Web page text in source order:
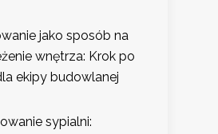
jako sposób na
wnętrza: Krok po
ekipy budowlanej
sypialni: